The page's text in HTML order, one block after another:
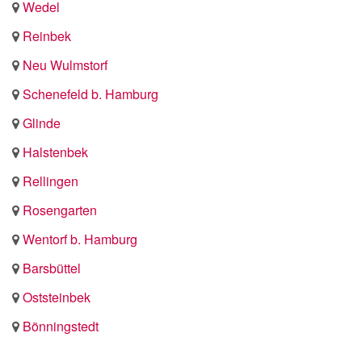
Wedel
Reinbek
Neu Wulmstorf
Schenefeld b. Hamburg
Glinde
Halstenbek
Rellingen
Rosengarten
Wentorf b. Hamburg
Barsbüttel
Oststeinbek
Bönningstedt